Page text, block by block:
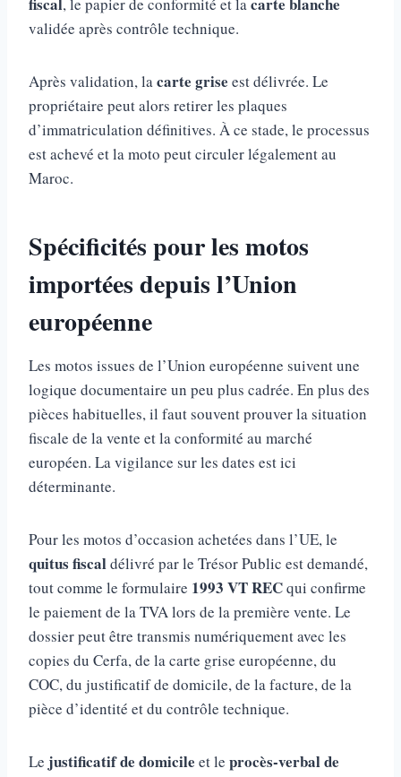
validée après contrôle technique.
Après validation, la carte grise est délivrée. Le
propriétaire peut alors retirer les plaques
d’immatriculation définitives. À ce stade, le processus
est achevé et la moto peut circuler légalement au
Maroc.
Spécificités pour les motos
importées depuis l’Union
européenne
Les motos issues de l’Union européenne suivent une
logique documentaire un peu plus cadrée. En plus des
pièces habituelles, il faut souvent prouver la situation
fiscale de la vente et la conformité au marché
européen. La vigilance sur les dates est ici
déterminante.
Pour les motos d’occasion achetées dans l’UE, le
quitus fiscaldélivré par le Trésor Public est demandé,
tout comme le formulaire 1993 VT RECqui confirme
le paiement de la TVA lors de la première vente. Le
dossier peut être transmis numériquement avec les
copies du Cerfa, de la carte grise européenne, du
COC, du justificatif de domicile, de la facture, de la
pièce d’identité et du contrôle technique.
Le justificatif de domicile et le procès-verbal de